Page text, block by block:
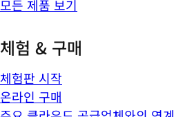
모든 제품 보기
체험 & 구매
체험판 시작
온라인 구매